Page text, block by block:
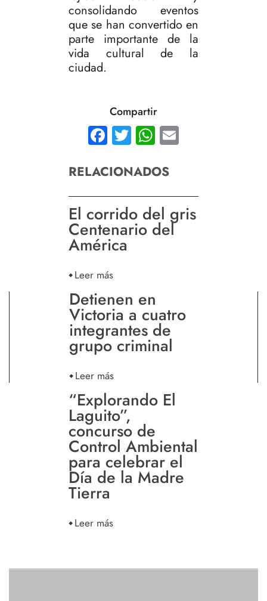
consolidando eventos
que se han convertido en
parte importante de la
vida cultural de la
ciudad.
Compartir
Facebook
TwitterWhatsApp
RELACIONADOS
El corrido del gris
Centenario del
América
Leer más
Detienen en
Victoria a cuatro
integrantes de
grupo criminal
Leer más
“Explorando El
Laguito”,
concurso de
Control Ambiental
para celebrar el
Día de la Madre
Tierra
Leer más